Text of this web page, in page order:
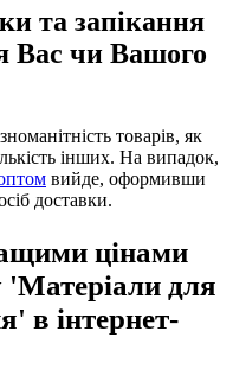
та запікання
Вас чи Вашого
товарів, як
інших. На випадок,
вийде, оформивши
доставки.
цінами
'Матеріали для
в інтернет-